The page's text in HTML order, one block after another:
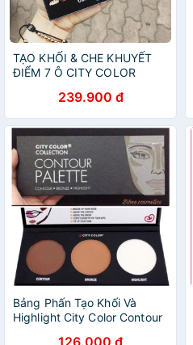
TẠO KHỐI & CHE KHUYẾT
ĐIỂM 7 Ô CITY COLOR
CREAM PALETTE
239.900 đ
Bảng Phấn Tạo Khối Và
Highlight City Color Contour
126.000 đ